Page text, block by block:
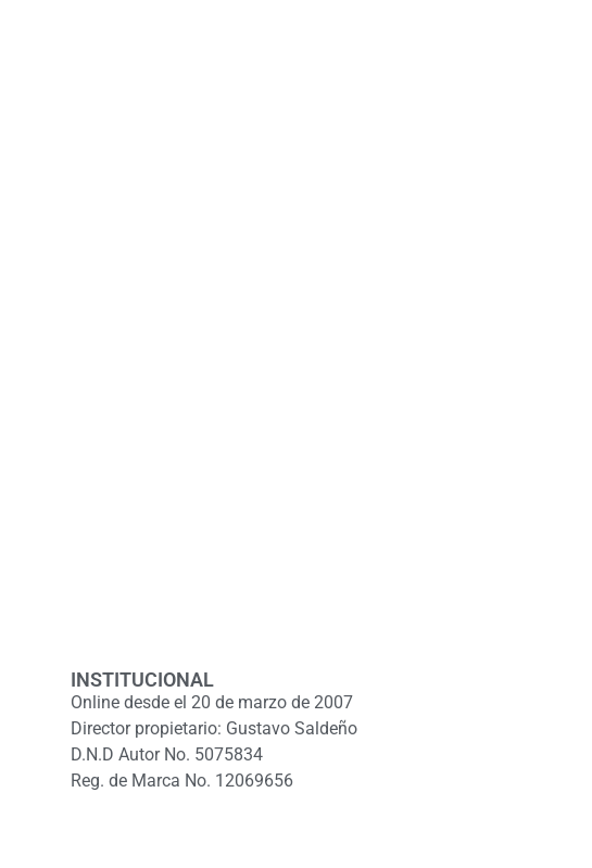
INSTITUCIONAL
Online desde el 20 de marzo de 2007
Director propietario: Gustavo Saldeño
D.N.D Autor No. 5075834
Reg. de Marca No. 12069656